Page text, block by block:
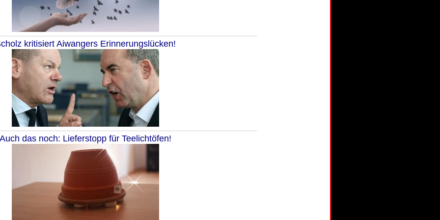
kritisiert Aiwangers Erinnerungslücken!
Auch das noch: Lieferstopp für Teelichtöfen!